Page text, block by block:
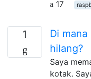
17
1
Di
hilang?
Saya
kotak.